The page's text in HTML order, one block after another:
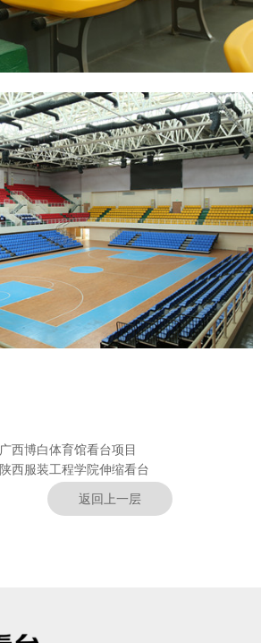
广西博白体育馆看台项目
陕西服装工程学院伸缩看台
返回上一层